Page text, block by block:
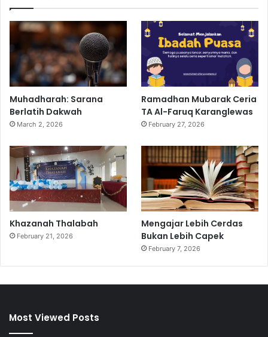
m
i
l
a
d
r
e
s
Muhadharah: Sarana
Berlatih Dakwah
March 2, 2026
Ramadhan Mubarak Ceria
TA Al-Faruq Karanglewas
February 27, 2026
Khazanah Thalabah
February 21, 2026
Mengajar Lebih Cerdas
Bukan Lebih Capek
February 7, 2026
Most Viewed Posts